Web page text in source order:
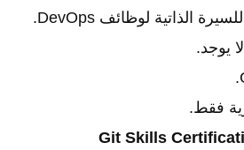
لا يوجد.
فقط.